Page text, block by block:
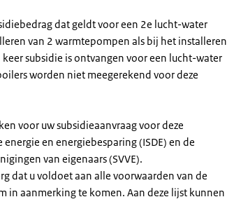
dat geldt voor een 2e lucht-water
van 2 warmtepompen als bij het installeren
subsidie is ontvangen voor een lucht-water
worden niet meegerekend voor deze
voor uw subsidieaanvraag voor deze
en energiebesparing (ISDE) en de
van eigenaars (SVVE).
dat u voldoet aan alle voorwaarden van de
in aanmerking te komen. Aan deze lijst kunnen